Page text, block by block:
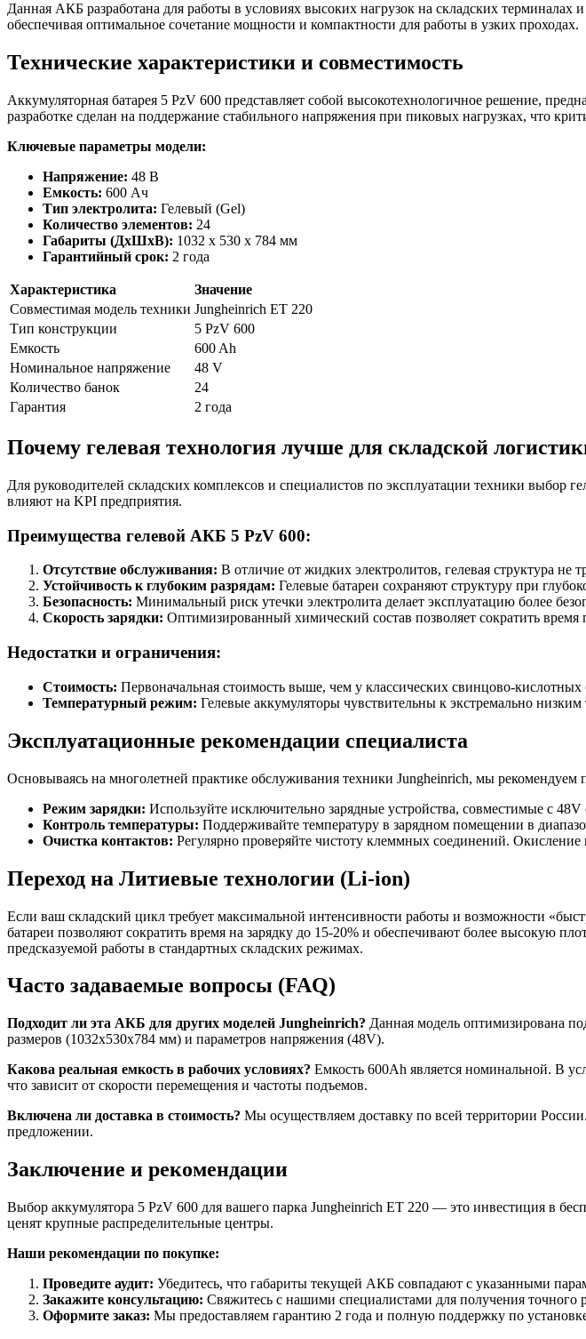
Данная АКБ разработана для работы в условиях высоких нагрузок на складских
обеспечивая оптимальное сочетание мощности и компактности для работы в узких проходах.
Технические характеристики и совместимость
Аккумуляторная батарея 5 PzV 600 представляет собой высокотехнологичное решение,
разработке сделан на поддержание стабильного напряжения при пиковых нагрузках, что
Ключевые параметры модели:
Напряжение: 48 В
Емкость: 600 Ач
Тип электролита: Гелевый (Gel)
Количество элементов: 24
Габариты (ДхШхВ): 1032 x 530 x 784 мм
Гарантийный срок: 2 года
Характеристика
Значение
Совместимая модель техники Jungheinrich ET 220
Тип конструкции
5 PzV 600
Емкость
600 Ah
Номинальное напряжение
48 V
Количество банок
24
Гарантия
2 года
Почему гелевая технология лучше для складской
Для руководителей складских комплексов и специалистов по эксплуатации техники выбор
влияют на KPI предприятия.
Преимущества гелевой АКБ 5 PzV 600:
Отсутствие обслуживания: В отличие от жидких электролитов, гелевая структура не
Устойчивость к глубоким разрядам: Гелевые батареи сохраняют структуру при
Безопасность: Минимальный риск утечки электролита делает эксплуатацию более
Скорость зарядки: Оптимизированный химический состав позволяет сократить время
Недостатки и ограничения:
Стоимость: Первоначальная стоимость выше, чем у классических свинцово-кислотных
Температурный режим: Гелевые аккумуляторы чувствительны к экстремально
Эксплуатационные рекомендации специалиста
Основываясь на многолетней практике обслуживания техники Jungheinrich, мы
Режим зарядки: Используйте исключительно зарядные устройства, совместимые с
Контроль температуры: Поддерживайте температуру в зарядном помещении в
Очистка контактов: Регулярно проверяйте чистоту клеммных соединений.
Переход на Литиевые технологии (Li-ion)
Если ваш складский цикл требует максимальной интенсивности работы и возможности
батареи позволяют сократить время на зарядку до 15-20% и обеспечивают более высокую
предсказуемой работы в стандартных складских режимах.
Часто задаваемые вопросы (FAQ)
Подходит ли эта АКБ для других моделей Jungheinrich? Данная модель оптимизирована
размеров (1032x530x784 мм) и параметров напряжения (48V).
Какова реальная емкость в рабочих условиях? Емкость 600Ah является номинальной. В
что зависит от скорости перемещения и частоты подъемов.
Включена ли доставка в стоимость? Мы осуществляем доставку по всей территории
предложении.
Заключение и рекомендации
Выбор аккумулятора 5 PzV 600 для вашего парка Jungheinrich ET 220 — это инвестиция в
ценят крупные распределительные центры.
Наши рекомендации по покупке:
Проведите аудит: Убедитесь, что габариты текущей АКБ совпадают с указанными
Закажите консультацию: Свяжитесь с нашими специалистами для получения точного
Оформите заказ: Мы предоставляем гарантию 2 года и полную поддержку по